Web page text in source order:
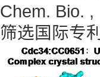
Chem. Bio.
筛选国际专